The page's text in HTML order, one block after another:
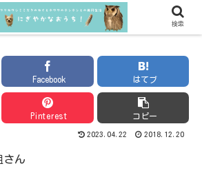
Facebook はてブ
Pinterest コピー
2023.04.22 2018.12.20
さん
検索